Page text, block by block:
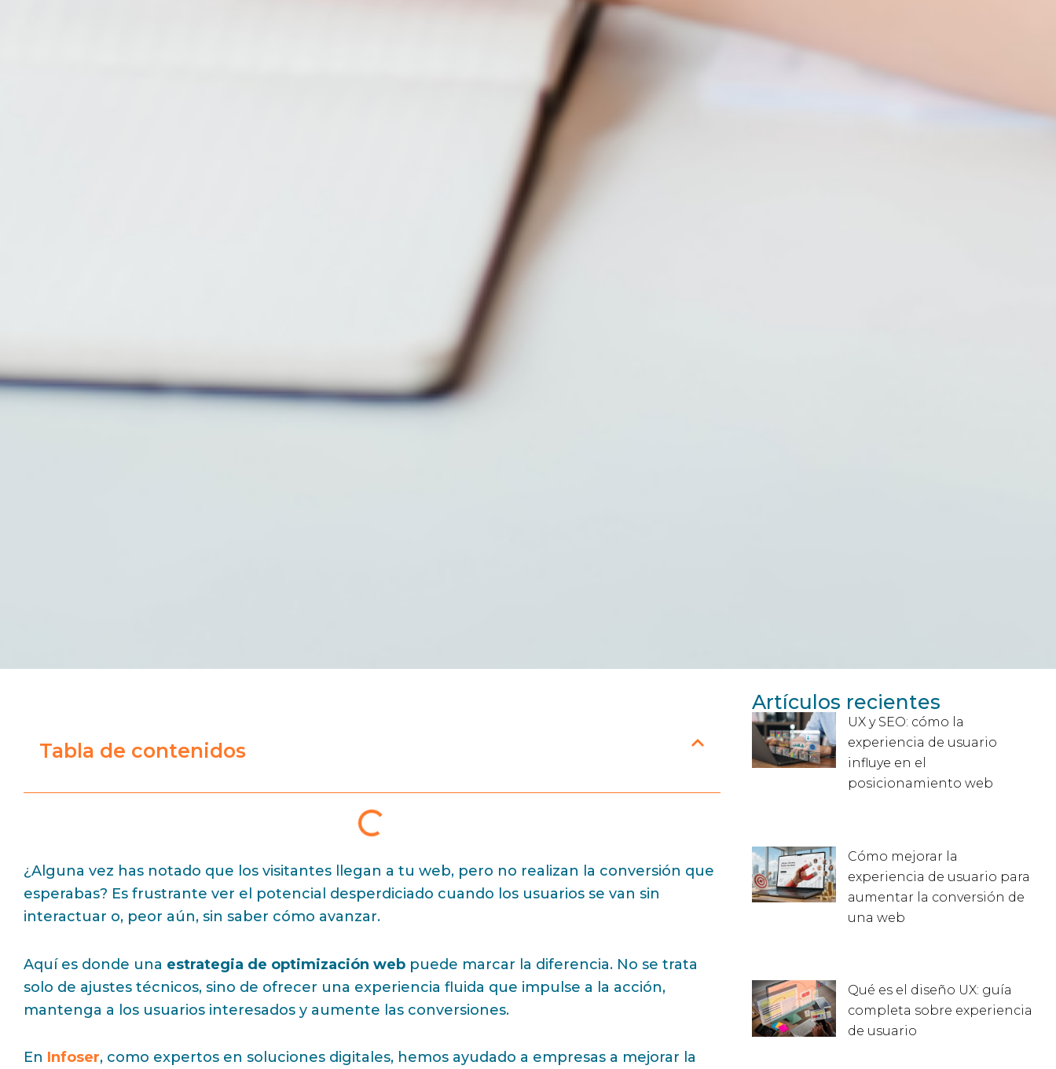
Tabla de contenidos
¿Alguna vez has notado que los visitantes llegan a tu web, pero no realizan la conversión que
esperabas? Es frustrante ver el potencial desperdiciado cuando los usuarios se van sin
interactuar o, peor aún, sin saber cómo avanzar.
Aquí es donde una estrategia de optimización web puede marcar la diferencia. No se trata
solo de ajustes técnicos, sino de ofrecer una experiencia fluida que impulse a la acción,
mantenga a los usuarios interesados y aumente las conversiones.
En Infoser, como expertos en soluciones digitales, hemos ayudado a empresas a mejorar la
Artículos recientes
UX y SEO: cómo la
experiencia de usuario
influye en el
posicionamiento web
Cómo mejorar la
experiencia de usuario para
aumentar la conversión de
una web
Qué es el diseño UX: guía
completa sobre experiencia
de usuario